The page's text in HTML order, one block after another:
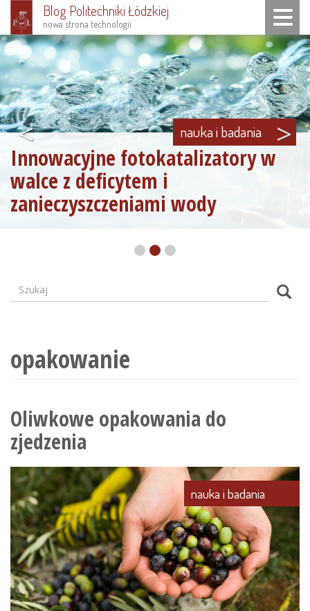
Przejdź
do
treści
Blog Politechniki Łódzkiej
nowa strona technologii
Toggle
Innowacyjne fotokatalizatory w
walce z deficytem i
zanieczyszczeniami wody
nauka i badania
< >
Formularz
Szukaj
opakowanie
Oliwkowe opakowania do
zjedzenia
nauka i badania